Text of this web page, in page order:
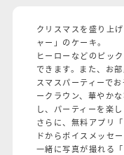
クリスマスを盛り上
ャー」のケーキ。
ヒーローなどのピッ
できます。また、お
スマスパーティーで
ークラウン、華やか
し、パーティーを楽し
さらに、無料アプリ
ドからボイスメッセ
一緒に写真が撮れる